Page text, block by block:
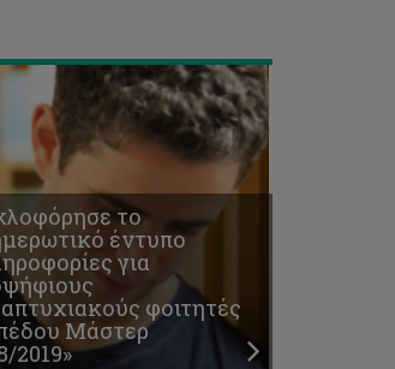
το
έντυπο
για
φοιτητές
Μάστερ
2019»